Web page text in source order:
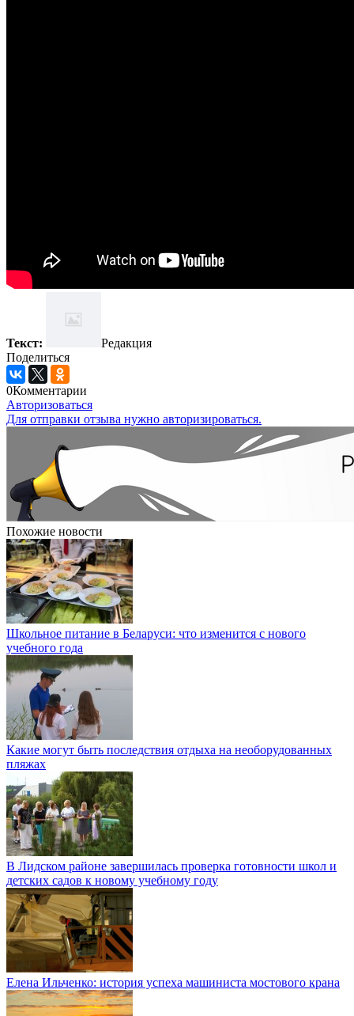
Текст:
Редакция
Поделиться
0Комментарии
Авторизоваться
Для отправки отзыва нужно авторизироваться.
Похожие новости
Школьное питание в Беларуси: что изменится с нового
учебного года
Какие могут быть последствия отдыха на необорудованных
пляжах
В Лидском районе завершилась проверка готовности школ и
детских садов к новому учебному году
Елена Ильченко: история успеха машиниста мостового крана